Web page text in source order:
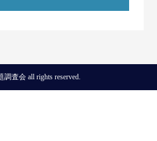
査会 all rights reserved.